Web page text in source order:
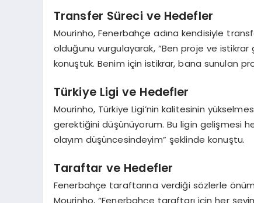
Transfer Süreci ve Hedefler
Mourinho, Fenerbahçe adına kendisiyle
olduğunu vurgulayarak, “Ben proje ve
konuştuk. Benim için istikrar, bana sunulan
Türkiye Ligi ve Hedefler
Mourinho, Türkiye Ligi’nin kalitesinin
gerektiğini düşünüyorum. Bu ligin gelişmesi
olayım düşüncesindeyim” şeklinde konuştu.
Taraftar ve Hedefler
Fenerbahçe taraftarına verdiği sözlerle
Mourinho, “Fenerbahçe taraftarı için her